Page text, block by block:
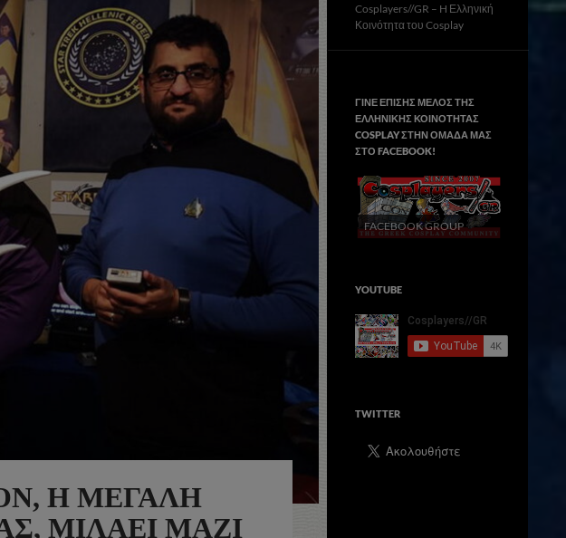
Η ΜΕΓΆΛΗ
ΜΙΛΆΕΙ ΜΑΖΊ
Cosplayers//GR – H Ελληνική
Κοινότητα του Cosplay
ΓΙΝΕ ΕΠΙΣΗΣ ΜΕΛΟΣ ΤΗΣ
ΕΛΛΗΝΙΚΗΣ ΚΟΙΝΟΤΗΤΑΣ
COSPLAY ΣΤΗΝ ΟΜΑΔΑ ΜΑΣ
ΣΤΟ FACΕBOOK!
FACEBOOK GROUP
YOUTUBE
TWITTER